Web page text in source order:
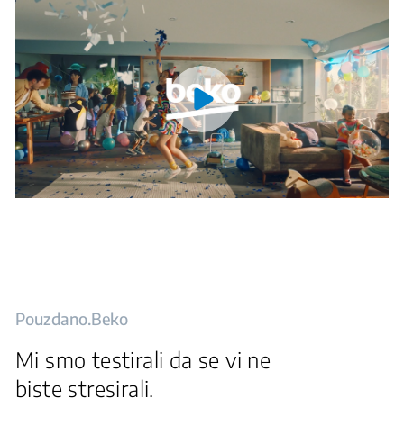
Pouzdano.Beko
Mi smo testirali da se vi ne
biste stresirali.